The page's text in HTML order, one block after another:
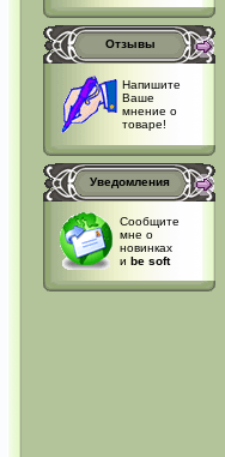
Отзывы
Напишите
Ваше
мнение о
товаре!
Уведомления
Сообщите
мне о
новинках
и be soft